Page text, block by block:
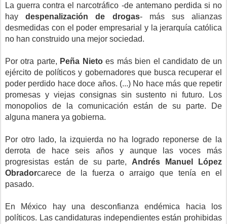
La guerra contra el narcotráfico -de antemano perdida si no
haydespenalización de drogas- más sus alianzas
desmedidas con el poder empresarial y la jerarquía católica
no han construido una mejor sociedad.
Por otra parte, Peña Nietoes más bien el candidato de un
ejército de políticos y gobernadores que busca recuperar el
poder perdido hace doce años. (...) No hace más que repetir
promesas y viejas consignas sin sustento ni futuro. Los
monopolios de la comunicación están de su parte. De
alguna manera ya gobierna.
Por otro lado, la izquierda no ha logrado reponerse de la
derrota de hace seis años y aunque las voces más
progresistas están de su parte, Andrés Manuel López
Obradorcarece de la fuerza o arraigo que tenía en el
pasado.
En México hay una desconfianza endémica hacia los
políticos. Las candidaturas independientes están prohibidas